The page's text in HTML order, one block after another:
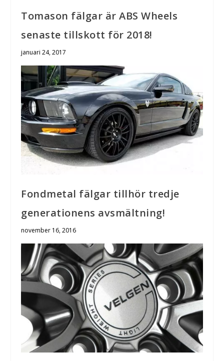
Tomason fälgar är ABS Wheels
senaste tillskott för 2018!
januari 24, 2017
Fondmetal fälgar tillhör tredje
generationens avsmältning!
november 16, 2016